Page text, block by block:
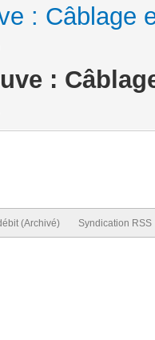
: Câblage
:
(Archivé) Syndication RSS